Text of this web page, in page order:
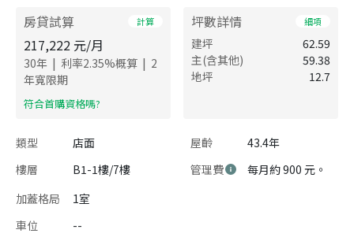
房貸試算 計算
217,222 元/月
30年 | 利率2.35%概算 | 2
年寬限期
​符合首購資格嗎?
坪數詳情 細項
建坪
62.59
主(含其他)
59.38
地坪
12.7
類型 店面 屋齡
43.4年
樓層
B1-1樓/7樓 管理費
每月約 900 元。
加蓋格局
1室
車位
--